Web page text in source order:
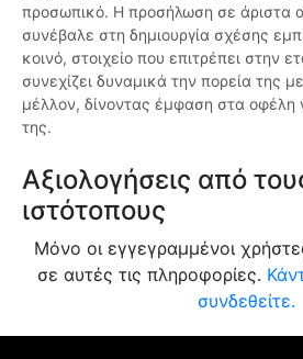
προσωπικό. Η προσήλωση σε άριστα
συνέβαλε στη δημιουργία σχέσης
κοινό, στοιχείο που επιτρέπει στην
συνεχίζει δυναμικά την πορεία της
μέλλον, δίνοντας έμφαση στα οφέλη
της.
Αξιολογήσεις από
ιστότοπους
Μόνο οι εγγεγραμμένοι
σε αυτές τις πληροφορίες.
συνδεθείτε.